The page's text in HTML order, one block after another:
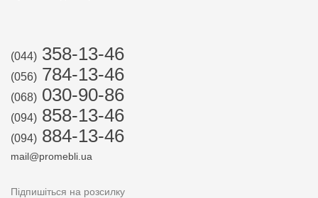
(044) 358-13-46
(056) 784-13-46
(068) 030-90-86
(094) 858-13-46
(094) 884-13-46
mail@promebli.ua
Підпишіться на розсилку